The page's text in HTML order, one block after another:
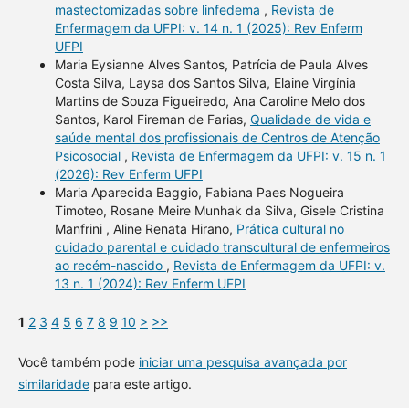
mastectomizadas sobre linfedema , Revista de
Enfermagem da UFPI: v. 14 n. 1 (2025): Rev Enferm
UFPI
Maria Eysianne Alves Santos, Patrícia de Paula Alves
Costa Silva, Laysa dos Santos Silva, Elaine Virgínia
Martins de Souza Figueiredo, Ana Caroline Melo dos
Santos, Karol Fireman de Farias, Qualidade de vida e
saúde mental dos profissionais de Centros de Atenção
Psicosocial , Revista de Enfermagem da UFPI: v. 15 n. 1
(2026): Rev Enferm UFPI
Maria Aparecida Baggio, Fabiana Paes Nogueira
Timoteo, Rosane Meire Munhak da Silva, Gisele Cristina
Manfrini , Aline Renata Hirano, Prática cultural no
cuidado parental e cuidado transcultural de enfermeiros
ao recém-nascido , Revista de Enfermagem da UFPI: v.
13 n. 1 (2024): Rev Enferm UFPI
1 2 3 4 5 6 7 8 9 10 > >>
Você também pode iniciar uma pesquisa avançada por
similaridadepara este artigo.